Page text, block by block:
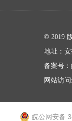
© 2019
地址：
备案号：
网站访
皖公网安备